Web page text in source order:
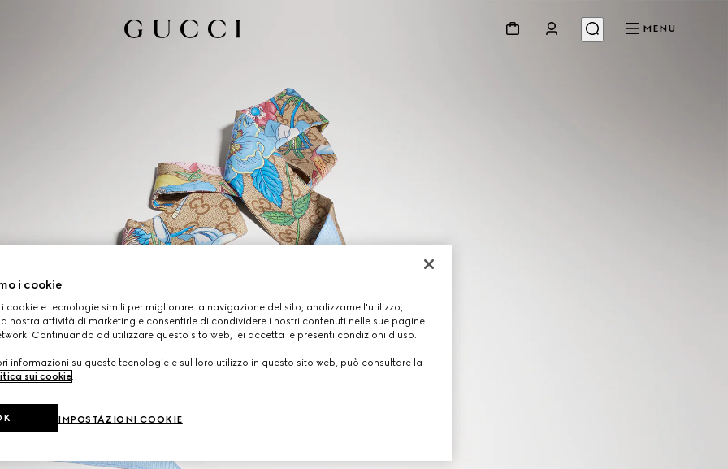
MENU
i cookie
i cookie e tecnologie simili per migliorare la navigazione del sito, analizzarne l'utilizzo,
nostra attività di marketing e consentirle di condividere i nostri contenuti nelle sue pagine
Continuando ad utilizzare questo sito web, lei accetta le presenti condizioni d'uso.
informazioni su queste tecnologie e sul loro utilizzo in questo sito web, può consultare la
sui cookie.
IMPOSTAZIONI COOKIE